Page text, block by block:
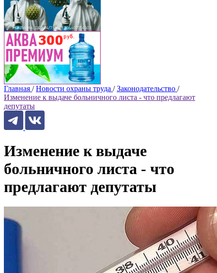
Главная / Новости охраны труда / Законодательство /
Изменение к выдаче больничного листа - что предлагают
депутаты
Изменение к выдаче
больничного листа - что
предлагают депутаты